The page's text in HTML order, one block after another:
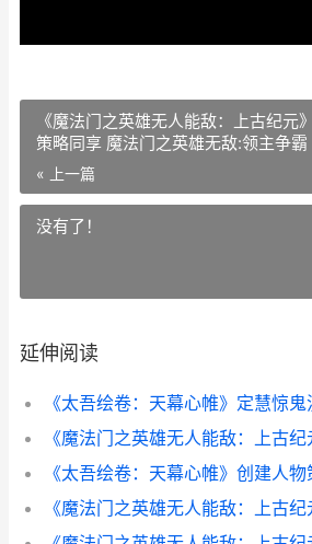
《魔法门之英雄无人能敌：上古纪元
策略同享 魔法门之英雄无敌:领主争霸
« 上一篇
没有了！
延伸阅读